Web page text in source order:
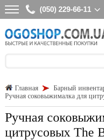
(050) 229-66-11
Главная Барный
Ручная соковыжималка для
Ручная
цитрусовых The